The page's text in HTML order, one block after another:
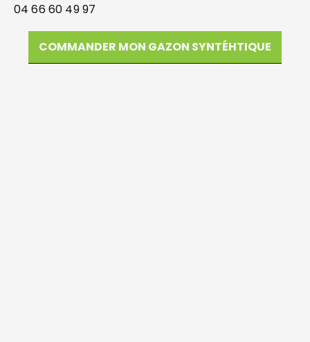
04 66 60 49 97
COMMANDER MON GAZON SYNTÉHTIQUE